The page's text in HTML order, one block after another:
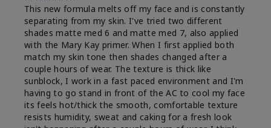
This new formula melts off my face and is constantly
separating from my skin. I've tried two different
shades matte med 6 and matte med 7, also applied
with the Mary Kay primer. When I first applied both
match my skin tone then shades changed after a
couple hours of wear. The texture is thick like
sunblock, I work in a fast paced environment and I'm
having to go stand in front of the AC to cool my face
its feels hot/thick the smooth, comfortable texture
resists humidity, sweat and caking for a fresh look